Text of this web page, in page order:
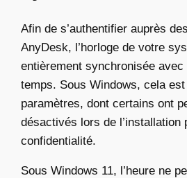
Afin de s’authentifier auprès
AnyDesk, l’horloge de votre
entièrement synchronisée
temps. Sous Windows, cela
paramètres, dont certains ont
désactivés lors de l’installation
confidentialité.
Sous Windows 11, l’heure ne